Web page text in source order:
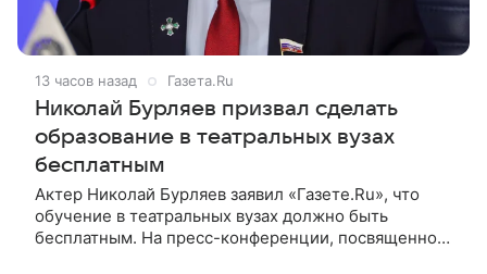
13 часов назад Газета.Ru
Николай Бурляев призвал сделать
образование в театральных вузах
бесплатным
Актер Николай Бурляев заявил «Газете.Ru», что
обучение в театральных вузах должно быть
бесплатным. На пресс-конференции, посвященной